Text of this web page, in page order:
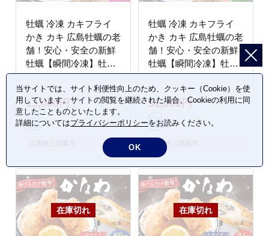
牡蠣 冷凍 カキフライ
かき カキ 広島牡蠣の老
舗！安心・安全の新鮮
牡蠣【瞬間冷凍】牡蠣
かきフライMサイズ 20
個入り 魚介類 和食 海
鮮 海産物 広島県産 江
田島市/株式会社かなわ
[XBP059]
13,000円
牡蠣 冷凍 カキフライ
かき カキ 広島牡蠣の老
舗！安心・安全の新鮮
牡蠣【瞬間冷凍】牡蠣
かきフライMサイズ 60
個入り 魚介類 和食 海
鮮 海産物 広島県産 江
[XBP060]
31,000円
広島県 江田島市
当サイトでは、サイト利便性向上のため、クッキー（Cookie）を使
用しています。サイトの閲覧を継続された場合、Cookieの利用に同
意したことものといたします。
詳細についてはプライバシーポリシーをお読みください。
OK